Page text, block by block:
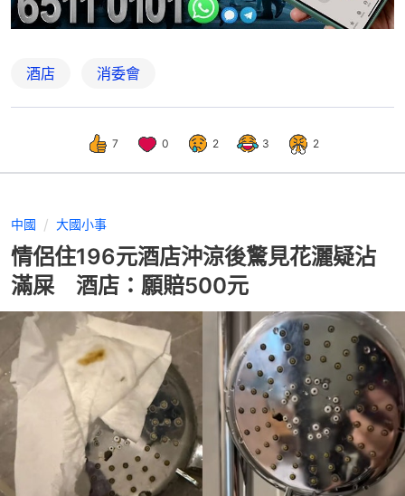
酒店 消委會
7 0 2 3 2
中國 大國小事
情侶住196元酒店沖涼後驚見花灑疑沾
滿屎 酒店：願賠500元